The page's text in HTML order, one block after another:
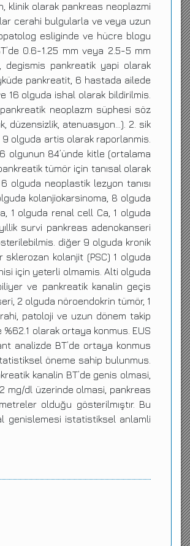
klinik olarak pankreas neoplazmi
cerahi bulgularla ve veya uzun
esliginde ve hücre blogu
0.6-1.25 mm veya 2.5-5 mm
degismis pankreatik yapi olarak
pankreatit, 6 hastada ailede
16 olguda ishal olarak bildirilmis.
neoplazm süphesi söz
düzensizlik, atenuasyon…). 2. sik
olguda artis olarak raporlanmis.
olgunun 84’ünde kitle (ortalama
tümör için tanısal olarak
olguda neoplastik lezyon tanısı
kolanjiokarsinoma, 8 olguda
1 olguda renal cell Ca, 1 olguda
survi pankreas adenokanseri
diğer 9 olguda kronik
kolanjit (PSC) 1 olguda
için yeterli olmamis. Alti olguda
ve pankreatik kanalin geçis
2 olguda nöroendokrin tümör, 1
patoloji ve uzun dönem takip
olarak ortaya konmus. EUS
analizde BT’de ortaya konmus
öneme sahip bulunmus.
kanalin BT’de genis olmasi,
mg/dl üzerinde olmasi, pankreas
olduğu gösterilmıştır. Bu
genislemesi istatistiksel anlamli